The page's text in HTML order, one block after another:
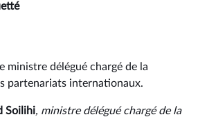
ministre délégué chargé de la
partenariats internationaux.
Soilihi, ministre délégué chargé de la